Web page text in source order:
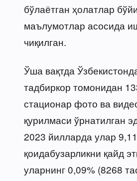
бўлаётган ҳолатлар
маълумотлар асосида
чиқилган.
Ўша вақтда
тадбиркор томонидан
стационар фото ва
қурилмаси ўрнатилган
2023 йилларда улар
қоидабузарликни қайд
уларнинг 0,09% (8268